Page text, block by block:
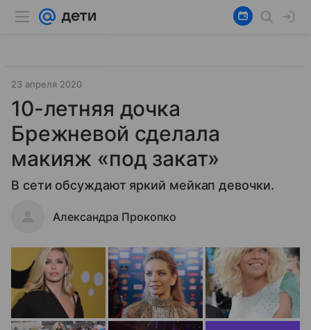
23 апреля 2020
10-летняя дочка
Брежневой сделала
макияж «под закат»
В сети обсуждают яркий мейкап девочки.
Александра Прокопко